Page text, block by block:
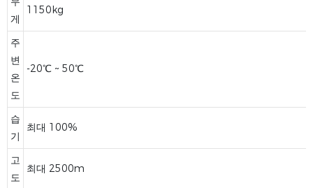
게
1150kg
주
변
온
도
-20℃ ~ 50℃
습
기
최대 100%
고
도
최대 2500m